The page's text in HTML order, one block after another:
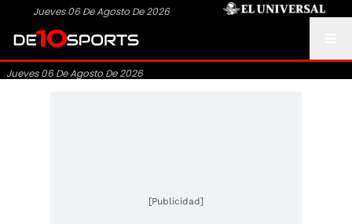
Jueves 06 De Agosto De 2026
Jueves 06 De Agosto De 2026
[Publicidad]